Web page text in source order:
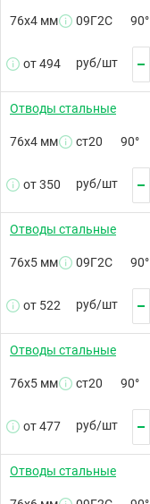
76х4 мм 09Г2С 90°
от 494 руб/шт
Отводы стальные
76х4 мм ст20 90°
от 350 руб/шт
Отводы стальные
76х5 мм 09Г2С 90°
от 522 руб/шт
Отводы стальные
76х5 мм ст20 90°
от 477 руб/шт
Отводы стальные